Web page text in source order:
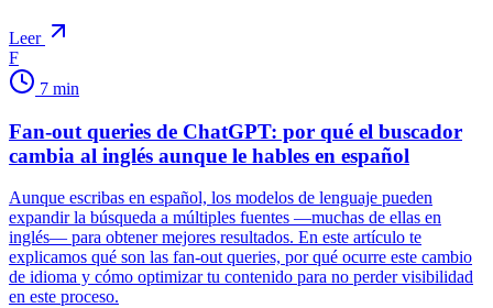
Leer
F
7 min
Fan-out queries de ChatGPT: por qué el buscador
cambia al inglés aunque le hables en español
Aunque escribas en español, los modelos de lenguaje pueden
expandir la búsqueda a múltiples fuentes —muchas de ellas en
inglés— para obtener mejores resultados. En este artículo te
explicamos qué son las fan-out queries, por qué ocurre este cambio
de idioma y cómo optimizar tu contenido para no perder visibilidad
en este proceso.